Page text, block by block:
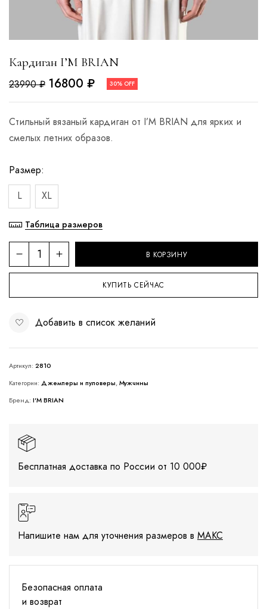
Кардиган I’M BRIAN
23990₽ 16800 ₽ 30% OFF
Стильный вязаный кардиган от I’M BRIAN для ярких и
смелых летних образов.
Размер
L
XL
Таблица размеров
В КОРЗИНУ
КУПИТЬ СЕЙЧАС
Добавить в список желаний
Артикул: 2810
Категории: Джемперы и пуловеры, Мужчины
Бренд: I'M BRIAN
Бесплатная доставка по России от 10 000₽
Напишите нам для уточнения размеров в МАКС
Безопасная оплата
и возврат